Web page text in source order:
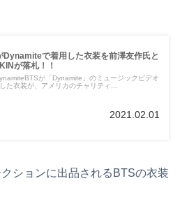
Dynamiteで着用した衣装を前澤友作氏と
が落札！！
が「Dynamite」のミュージックビデオ
た衣装が、アメリカのチャリティ...
2021.02.01
ションに出品されるBTSの衣装